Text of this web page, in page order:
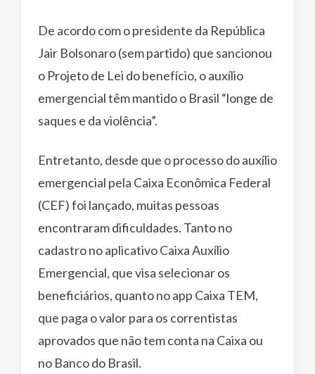
De acordo com o presidente da República
Jair Bolsonaro (sem partido) que sancionou
o Projeto de Lei do benefício, o auxílio
emergencial têm mantido o Brasil “longe de
saques e da violência”.
Entretanto, desde que o processo do auxílio
emergencial pela Caixa Econômica Federal
(CEF) foi lançado, muitas pessoas
encontraram dificuldades. Tanto no
cadastro no aplicativo Caixa Auxílio
Emergencial, que visa selecionar os
beneficiários, quanto no app Caixa TEM,
que paga o valor para os correntistas
aprovados que não tem conta na Caixa ou
no Banco do Brasil.